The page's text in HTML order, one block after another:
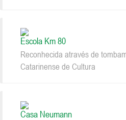
Escola Km 80
Reconhecida através de
Catarinense de Cultura
Casa Neumann